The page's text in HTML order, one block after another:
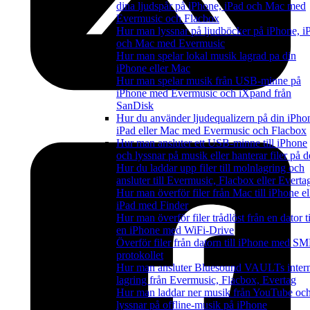
dina ljudspår på iPhone, iPad och Mac med
Evermusic och Flacbox
Hur man lyssnar på ljudböcker på iPhone,
och Mac med Evermusic
Hur man spelar lokal musik lagrad pa din
iPhone eller Mac
Hur man spelar musik från USB-minne på
iPhone med Evermusic och iXpand från
SanDisk
Hur du använder ljudequalizern på din
iPad eller Mac med Evermusic och Flacbox
Hur man ansluter ett USB-minne till iPhone
och lyssnar på musik eller hanterar filer på
Hur du laddar upp filer till molnlagring och
ansluter till Evermusic, Flacbox eller
Hur man överför filer från Mac till iPhone
iPad med Finder
Hur man överför filer trådlöst från en dator
en iPhone med WiFi-Drive
Överför filer från datorn till iPhone med
protokollet
Hur man ansluter Bluesound VAULTs
lagring från Evermusic, Flacbox, Evertag
Hur man laddar ner musik från YouTube
lyssnar på offline-musik på iPhone